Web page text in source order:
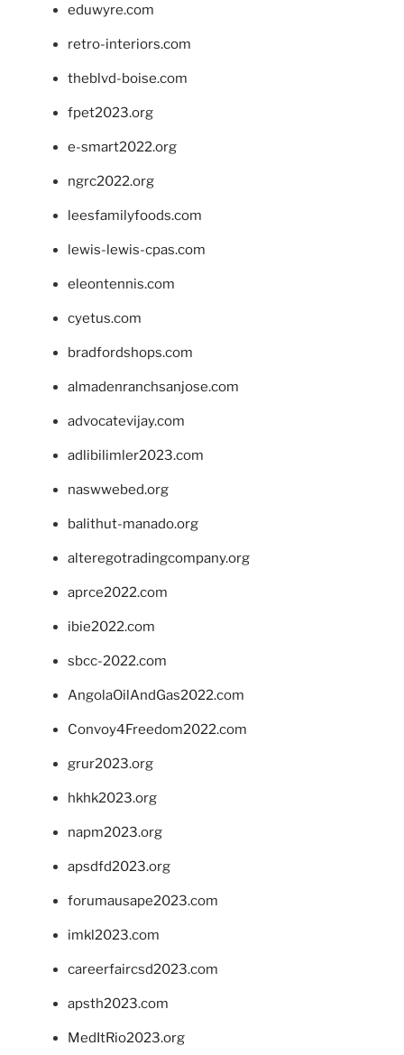
eduwyre.com
retro-interiors.com
theblvd-boise.com
fpet2023.org
e-smart2022.org
ngrc2022.org
leesfamilyfoods.com
lewis-lewis-cpas.com
eleontennis.com
cyetus.com
bradfordshops.com
almadenranchsanjose.com
advocatevijay.com
adlibilimler2023.com
naswwebed.org
balithut-manado.org
alteregotradingcompany.org
aprce2022.com
ibie2022.com
sbcc-2022.com
AngolaOilAndGas2022.com
Convoy4Freedom2022.com
grur2023.org
hkhk2023.org
napm2023.org
apsdfd2023.org
forumausape2023.com
imkl2023.com
careerfaircsd2023.com
apsth2023.com
MedItRio2023.org